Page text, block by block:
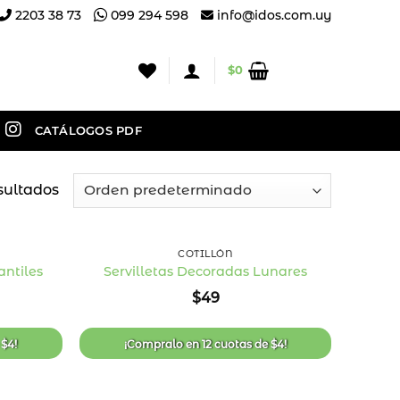
2203 38 73 099 294 598 info@idos.com.uy
$0
CATÁLOGOS PDF
de
deseos
$4!
de
deseos
COTILLÓN
Servilletas Decoradas Lunares
$49
¡Compralo en12 cuotasde$4!